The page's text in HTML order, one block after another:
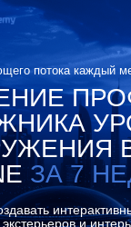
В
ЗА 7
и
потока каждый